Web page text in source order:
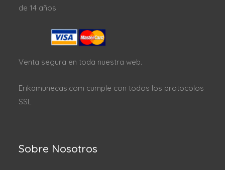
de 14 años
Venta segura en toda nuestra web.
Erikamunecas.com cumple con todos los protocolos
SSL
Sobre Nosotros